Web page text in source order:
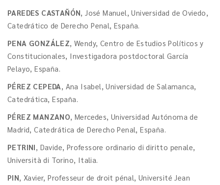
PAREDES CASTAÑÓN, José Manuel, Universidad de Oviedo,
Catedrático de Derecho Penal, España.
PENA GONZÁLEZ, Wendy, Centro de Estudios Políticos y
Constitucionales, Investigadora postdoctoral García
Pelayo, España.
PÉREZ CEPEDA, Ana Isabel, Universidad de Salamanca,
Catedrática, España.
PÉREZ MANZANO, Mercedes, Universidad Autónoma de
Madrid, Catedrática de Derecho Penal, España.
PETRINI, Davide, Professore ordinario di diritto penale,
Università di Torino, Italia.
PIN, Xavier, Professeur de droit pénal, Université Jean